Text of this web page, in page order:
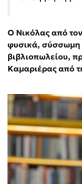
Ο Νικόλας από
φυσικά, σύσσωμη
βιβλιοπωλείου,
Καμαριέρας από